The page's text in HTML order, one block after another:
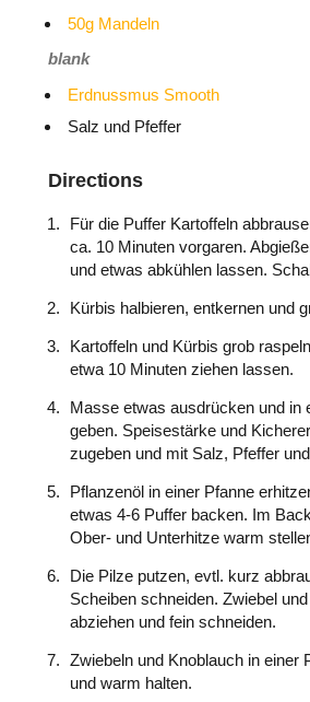
50g Mandeln
blank
Erdnussmus Smooth
Salz und Pfeffer
Directions
Für die Puffer Kartoffeln
ca. 10 Minuten vorgaren.
und etwas abkühlen lassen.
Kürbis halbieren, entkernen und
Kartoffeln und Kürbis grob
etwa 10 Minuten ziehen lassen.
Masse etwas ausdrücken und in
geben. Speisestärke und
zugeben und mit Salz, Pfeffer
Pflanzenöl in einer Pfanne
etwas 4-6 Puffer backen. Im
Ober- und Unterhitze warm
Die Pilze putzen, evtl. kurz
Scheiben schneiden. Zwiebel
abziehen und fein schneiden.
Zwiebeln und Knoblauch in einer
und warm halten.